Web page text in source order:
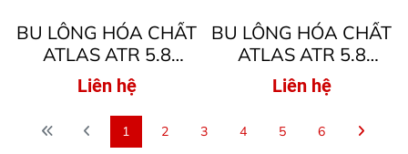
BU LÔNG HÓA CHẤT
ATLAS ATR 5.8
M27x340
Liên hệ
BU LÔNG HÓA CHẤT
ATLAS ATR 5.8
M24x300
Liên hệ
1 2 3 4 5 6